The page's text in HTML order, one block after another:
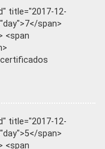
title="2017-12-
span>
<span
title="2017-12-
span>
<span